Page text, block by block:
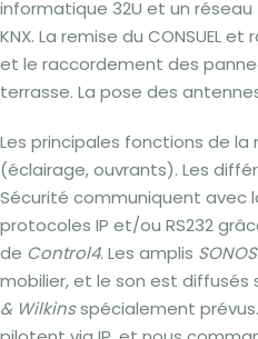
informatique 32U et un
KNX. La remise du CONSUEL
et le raccordement des
terrasse. La pose des
Les principales fonctions de la
(éclairage, ouvrants). Les
Sécurité communiquent avec
protocoles IP et/ou RS232
de Control4. Les amplis SONOS
mobilier, et le son est diffusés
& Wilkinsspécialement